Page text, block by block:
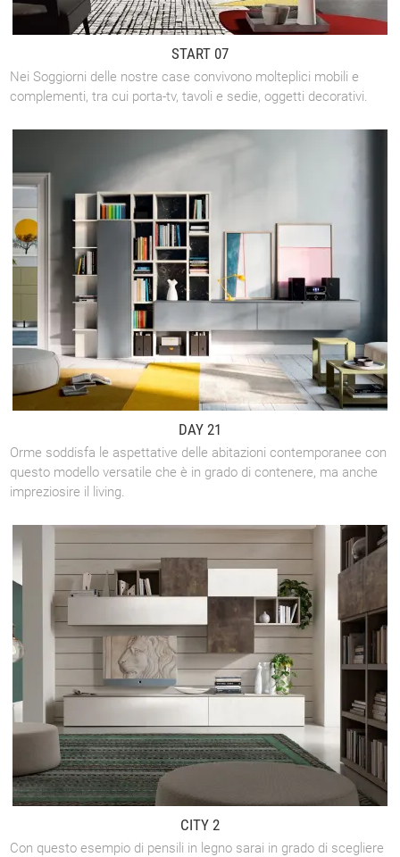
START 07
Nei Soggiorni delle nostre case convivono molteplici mobili e
complementi, tra cui porta-tv, tavoli e sedie, oggetti decorativi.
DAY 21
Orme soddisfa le aspettative delle abitazioni contemporanee con
questo modello versatile che è in grado di contenere, ma anche
impreziosire il living.
CITY 2
Con questo esempio di pensili in legno sarai in grado di scegliere